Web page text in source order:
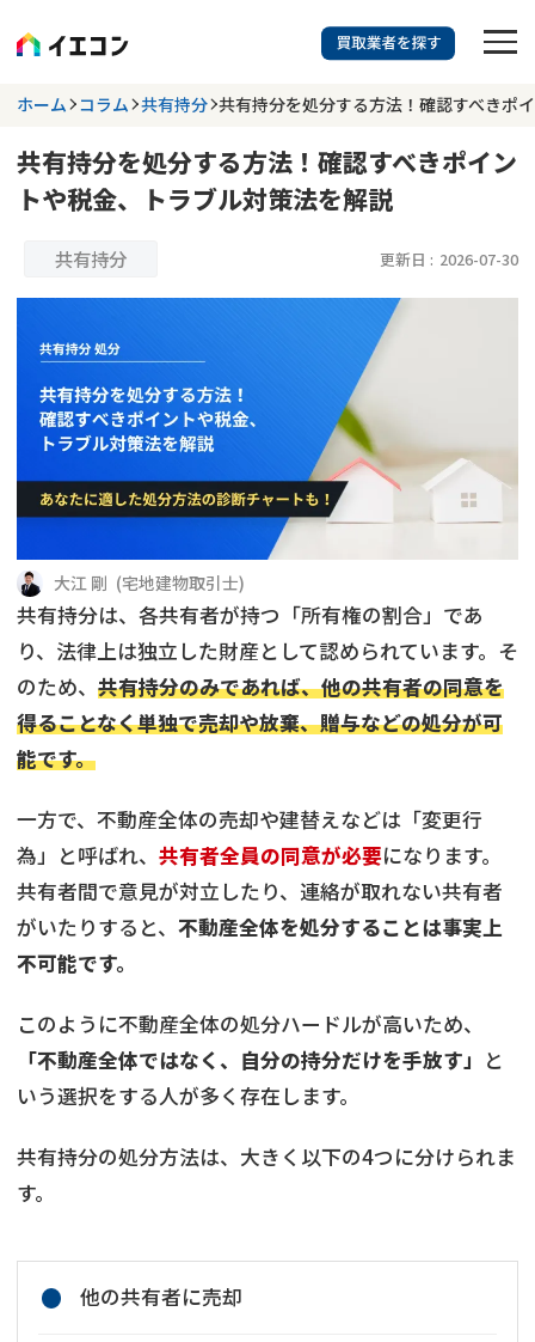
訳あり物件に強い業者を探す
都道府県を選択 相談内容を選択
更新日 :2026年07月31日
相談内容で探す
空き家 事故物件
再建築不可 底地
借地
ゴミ屋敷 任意売却
リースバック
不動産コラム
不動産売却 再建築不可物件
共有持分
訳あり不動産 不動産投資
土地売却 不動産相続
借地
任意売却 空き家
アンケート調査
業者を探す
ホーム コラム 共有持分 共有持分を処分する方法！確認すべきポ
共有持分を処分する方法！確認すべきポイン
トや税金、トラブル対策法を解説
共有持分 更新日 : 2026-07-30
大江 剛 (宅地建物取引士)
共有持分は、各共有者が持つ「所有権の割合」であ
り、法律上は独立した財産として認められています。そ
のため、 共有持分のみであれば、他の共有者の同意を
得ることなく単独で売却や放棄、贈与などの処分が可
能です。
一方で、不動産全体の売却や建替えなどは「変更行
為」と呼ばれ、 共有者全員の同意が必要になります。
共有者間で意見が対立したり、連絡が取れない共有者
がいたりすると、 不動産全体を処分することは事実上
不可能です。
このように不動産全体の処分ハードルが高いため、
「不動産全体ではなく、自分の持分だけを手放す」 と
いう選択をする人が多く存在します。
共有持分の処分方法は、大きく以下の4つに分けられま
す。
他の共有者に売却